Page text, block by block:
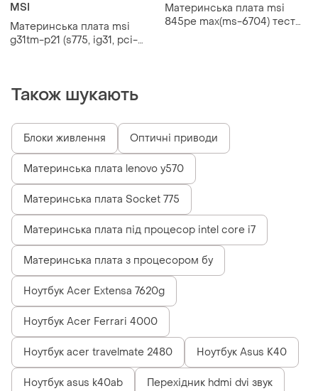
MSI
Материнська плата msi
g31tm-p21 (s775, ig31, pci-
Материнська плата msi
845pe max(ms-6704) тест
Також шукають
Блоки живлення Оптичні приводи
Материнська плата lenovo y570
Материнська плата Socket 775
Материнська плата під процесор intel core i7
Материнська плата з процесором бу
Ноутбук Acer Extensa 7620g
Ноутбук Acer Ferrari 4000
Ноутбук acer travelmate 2480 Ноутбук Asus K40
Ноутбук asus k40ab Перехідник hdmi dvi звук